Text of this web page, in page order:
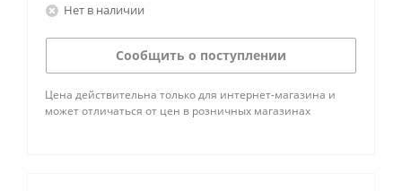
Нет в наличии
Сообщить о поступлении
Цена действительна только для интернет-магазина и
может отличаться от цен в розничных магазинах